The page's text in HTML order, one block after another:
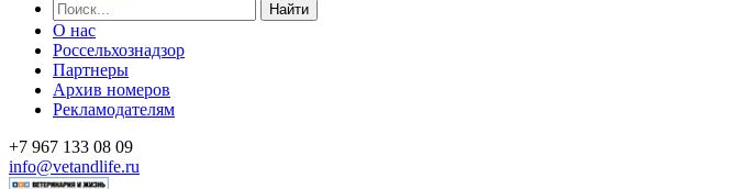
Найти
О нас
Россельхознадзор
Партнеры
Архив номеров
Рекламодателям
+7 967 133 08 09
info@vetandlife.ru